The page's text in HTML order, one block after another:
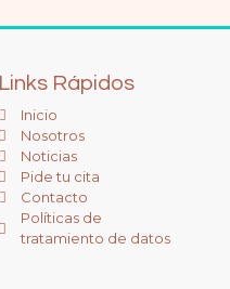
Links Rápidos
Inicio
Nosotros
Noticias
Pide tu cita
Contacto
Políticas de
tratamiento de datos